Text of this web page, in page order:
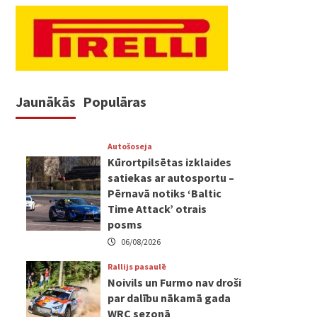
Jaunākās Populāras
Autošoseja
Kūrortpilsētas izklaides
satiekas ar autosportu –
Pērnavā notiks ‘Baltic
Time Attack’ otrais
posms
06/08/2026
Rallijs pasaulē
Noivils un Furmo nav droši
par dalību nākamā gada
WRC sezonā